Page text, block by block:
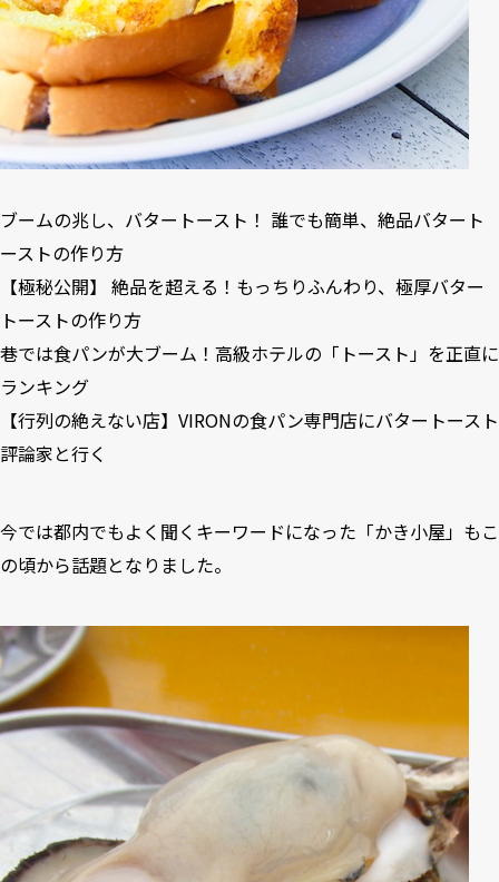
ブームの兆し、バタートースト！ 誰でも簡単、絶品バタート
ーストの作り方
【極秘公開】 絶品を超える！もっちりふんわり、極厚バター
トーストの作り方
巷では食パンが大ブーム！高級ホテルの「トースト」を正直に
ランキング
【行列の絶えない店】VIRONの食パン専門店にバタートースト
評論家と行く
今では都内でもよく聞くキーワードになった「かき小屋」もこ
の頃から話題となりました。